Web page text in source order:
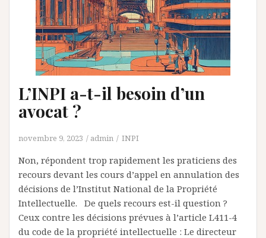
L’INPI a-t-il besoin d’un
avocat ?
novembre 9, 2023 admin INPI
Non, répondent trop rapidement les praticiens des
recours devant les cours d’appel en annulation des
décisions de l’Institut National de la Propriété
Intellectuelle. De quels recours est-il question ?
Ceux contre les décisions prévues à l’article L411-4
du code de la propriété intellectuelle : Le directeur